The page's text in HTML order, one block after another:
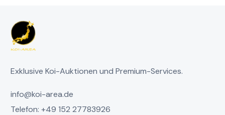
Exklusive Koi-Auktionen und Premium-Services.
info@koi-area.de
Telefon: +49 152 27783926